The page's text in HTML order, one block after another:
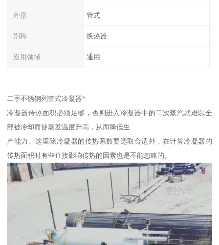
外形 管式
别称 换热器
应用领域 通用
二手不锈钢列管式冷凝器*
冷凝器传热面积必须足够，否则进入冷凝器中的二次蒸汽就难以全
部被冷却而使蒸发温度升高，从而降低生
产能力。这里除冷凝器的传热系数要选取合适外，在计算冷凝器的
传热面积时有些直接影响传热的因素也是不能忽略的。